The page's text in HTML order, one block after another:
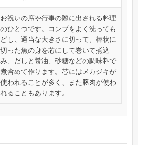
お祝いの席や行事の際に出される料理
のひとつです。コンブをよく洗っても
どし、適当な大きさに切って、棒状に
切った魚の身を芯にして巻いて煮込
み、だしと醤油、砂糖などの調味料で
煮含めて作ります。芯にはメカジキが
使われることが多く、また豚肉が使わ
れることもあります。